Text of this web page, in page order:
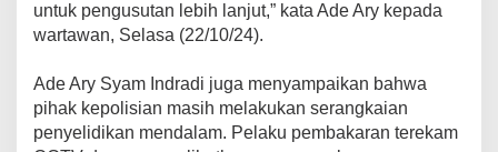
untuk pengusutan lebih lanjut,” kata Ade Ary kepada
wartawan, Selasa (22/10/24).
Ade Ary Syam Indradi juga menyampaikan bahwa
pihak kepolisian masih melakukan serangkaian
penyelidikan mendalam. Pelaku pembakaran terekam